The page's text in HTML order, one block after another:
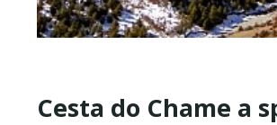
Cesta do Chame a